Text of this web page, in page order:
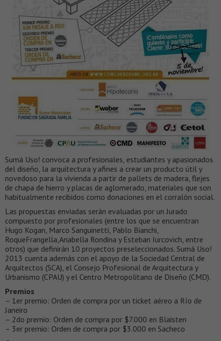
Sumá Uso! convoca a profesionales, estudiantes y apasionados
del diseño, la arquitectura y afines a crear un producto útil y
novedoso para la vivienda a partir de pallets de madera, flejes
de chapa de hierro y placas de aglomerado, materiales que son
habitualmente recibidos como donaciones en el corralón social.
Las propuestas enviadas serán evaluadas por un Jurado
compuesto por profesionales (entre los que se encuentran
Hugo Kogan, Marco Sanguinetti, Pablo Bianchi,
RoqueFrangella,Anabella Rondina y Esteban Iurcovich, entre
otros) que definirán 10 proyectos preseleccionados. Sumá Uso!
2013 cuenta además con el apoyo de la Sociedad Central de
Arquitectos (SCA), el Consejo Profesional de Arquitectura y
Urbanismo (CPAU) y el Centro Metropolitano de Diseño (CMD).
Premios
– 1er premio: Orden de compra por un ticket aéreo a Río de
Janeiro
– 2do premio: Orden de compra por $7.000 en Blaisten
– 3er premio: Orden de compra por $3.000 en Sacheco